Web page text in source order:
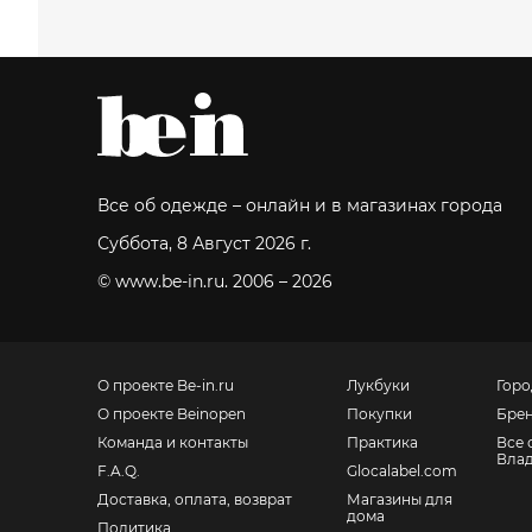
Все об одежде – онлайн и в магазинах города
Суббота, 8 Август 2026 г.
© www.be-in.ru. 2006 – 2026
О проекте Be-in.ru
О проекте Beinopen
Команда и контакты
F.A.Q.
Доставка, оплата, возврат
Политика
Лукбуки
Покупки
Практика
Glocalabel.com
Магазины для
дома
Все